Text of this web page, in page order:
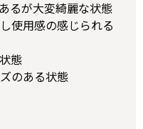
るが大変綺麗な状態
使用感の感じられる
態
のある状態